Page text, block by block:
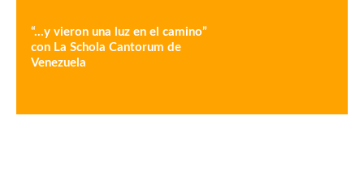
“…y vieron una luz en el camino”
con La Schola Cantorum de
Venezuela